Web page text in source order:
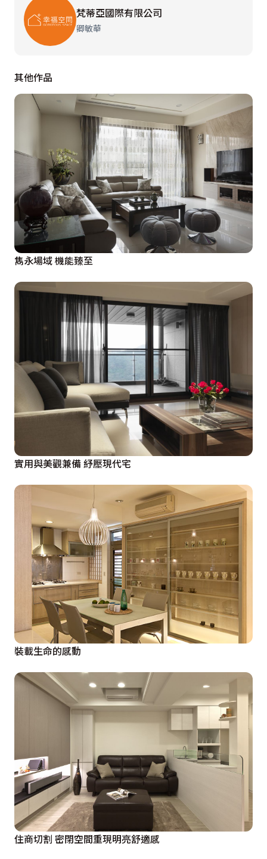
內，結合原有客廳窗戶透進來的日光，使開放式的客廳、
餐廳、廚房明亮敞朗。再利用噴砂拉門半透視的特性，就
算拉門關起，視覺同樣具有延伸效果。卿敏華還表示：
劑，只要收起拉門，琴房就能與客廳、餐廳連成一體，多
出來的起居室，可以讓喜歡音樂的一家人在此共享天倫之
樂。」
      廚房採開放式設計，設計師還特別為女主人量身打造
收納功能早餐吧檯，「能與坐在吧檯上吃著早餐的女兒聊
著女生心事，光是想像那畫面就覺得很美。」有別於客廳
與餐廳深色系家具的沉穩內斂，卿敏華選用淺色系廚具平
衡開放空間裡的整體美感，鏡面反射材質與地板相互輝
映，折射出更寬廣視覺感受。懸於天花板下的壁櫃，及流
理檯下沿牆而設的櫥櫃，將易流於雜亂的鍋碗瓢盆隱藏收
      設計師使用加大窗框，巧妙地讓光線散布於屋子裡各
個角落，主臥室及女孩房米白色調的寢飾傢俱，搭配加大
窗戶引進的自然日光，無矯作的自然樸實，simply life的
精神展露無疑。若將所有門扉敞開，流曳而入的光線波動
於每個室內空間，少了人工的負擔，生活也更簡單。
      落實簡單生活精神，享受完美生活品質，Simple
life， rich mind。
梵蒂亞國際有限公司
卿敏華
其他作品
雋永場域 機能臻至
實用與美觀兼備 紓壓現代宅
裝載生命的感動
住商切割 密閉空間重現明亮舒適感